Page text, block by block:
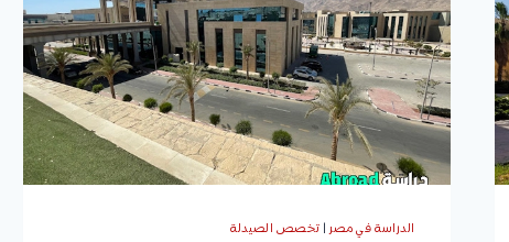
الرسوم
الدراسية،
وكيفية
التقديم
للمصريين
والوافدين
الدراسة في مصر| تخصص الصيدلة